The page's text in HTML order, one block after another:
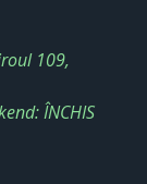
109,
ÎNCHIS